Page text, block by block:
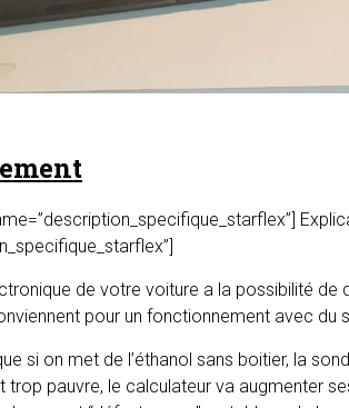
de votre voiture a la possibilité de
pour un fonctionnement avec du
si on met de l’éthanol sans boitier, la
trop pauvre, le calculateur va augmenter